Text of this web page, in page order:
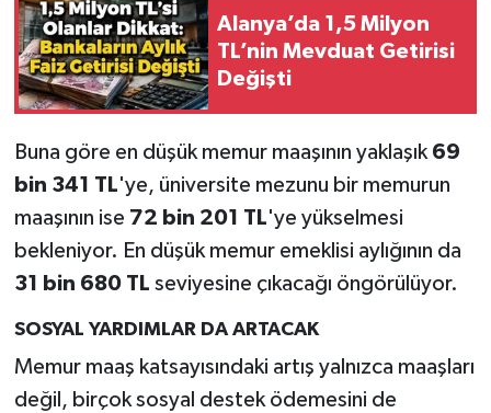
Alanya’da 1,5 Milyon
TL’nin Mevduat Getirisi
Değişti
Buna göre en düşük memur maaşının yaklaşık 69
bin 341 TL'ye, üniversite mezunu bir memurun
maaşının ise 72 bin 201 TL'ye yükselmesi
bekleniyor. En düşük memur emeklisi aylığının da
31 bin 680 TL seviyesine çıkacağı öngörülüyor.
SOSYAL YARDIMLAR DA ARTACAK
Memur maaş katsayısındaki artış yalnızca maaşları
değil, birçok sosyal destek ödemesini de